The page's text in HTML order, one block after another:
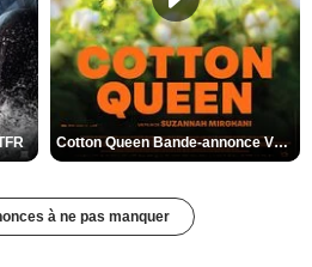
Cotton Queen Bande-annonce VO STFR
à ne pas manquer